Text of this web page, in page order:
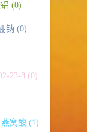
(0)
钠 (0)
23-8 (0)
燕窝酸 (1)